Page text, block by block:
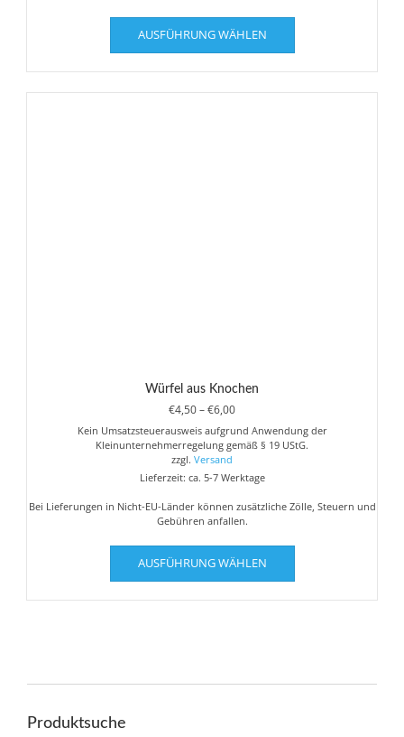
AUSFÜHRUNG WÄHLEN
Dieses
weist
mehrere
Varianten
Würfel aus Knochen
€4,50–€6,00Preisspanne:
€4,50
bis
Kein Umsatzsteuerausweis aufgrund Anwendung der
Kleinunternehmerregelung gemäß § 19 UStG.
zzgl. Versand
Lieferzeit: ca. 5-7 Werktage
Bei Lieferungen in Nicht-EU-Länder können zusätzliche Zölle, Steuern und
Gebühren anfallen.
AUSFÜHRUNG WÄHLEN
Dieses
weist
mehrere
Optionen
Produktsuche